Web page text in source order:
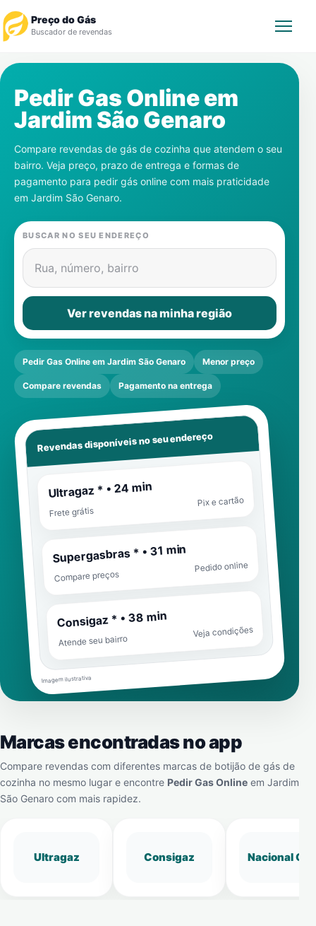
Preço do Gás
Buscador de revendas
Revendedor
Notícias
Cadastre-se
Gás
Contatos
Pedir Gas Online em
Jardim São Genaro
Compare revendas de gás de cozinha que atendem o seu
bairro. Veja preço, prazo de entrega e formas de
pagamento para pedir gás online com mais praticidade
em Jardim São Genaro.
BUSCAR NO SEU ENDEREÇO
Rua, número, bairro
Ver revendas na minha região
Pedir Gas Online em Jardim São Genaro Menor preço
Compare revendas Pagamento na entrega
Revendas disponíveis no seu endereço
Ultragaz * • 24 min
Frete grátis
Pix e cartão
Supergasbras * • 31 min
Compare preços
Pedido online
Consigaz * • 38 min
Atende seu bairro
Veja condições
Imagem ilustrativa
Marcas encontradas no app
Compare revendas com diferentes marcas de botijão de gás de
cozinha no mesmo lugar e encontre Pedir Gas Online em Jardim
São Genaro com mais rapidez.
Ultragaz Consigaz Nacional Gás